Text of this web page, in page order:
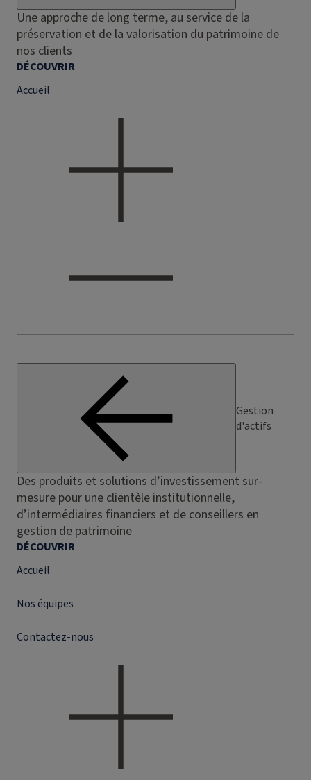
Une approche de long terme, au service de la
préservation et de la valorisation du patrimoine de
nos clients
DÉCOUVRIR
Accueil
Gestion
d'actifs
Des produits et solutions d’investissement sur-
mesure pour une clientèle institutionnelle,
d’intermédiaires financiers et de conseillers en
gestion de patrimoine
DÉCOUVRIR
Accueil
Nos équipes
Contactez-nous